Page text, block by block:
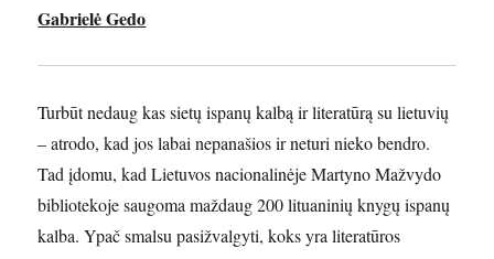
Gabrielė Gedo
Turbūt nedaug kas sietų ispanų kalbą ir literatūrą su lietuvių
– atrodo, kad jos labai nepanašios ir neturi nieko bendro.
Tad įdomu, kad Lietuvos nacionalinėje Martyno Mažvydo
bibliotekoje saugoma maždaug 200 lituaninių knygų ispanų
kalba. Ypač smalsu pasižvalgyti, koks yra literatūros